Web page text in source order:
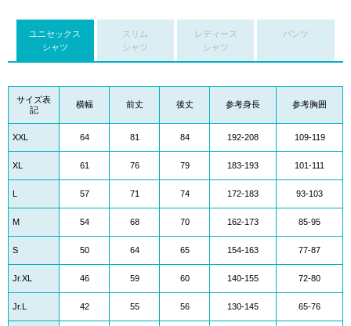
ユニセックス
シャツ
スリム
シャツ
レディース
シャツ
パンツ
サイズ表
記
横幅 前丈 後丈 参考身長 参考胸囲
XXL 64 81 84 192-208 109-119
XL 61 76 79 183-193 101-111
L 57 71 74 172-183 93-103
M 54 68 70 162-173 85-95
S 50 64 65 154-163 77-87
Jr.XL 46 59 60 140-155 72-80
Jr.L 42 55 56 130-145 65-76